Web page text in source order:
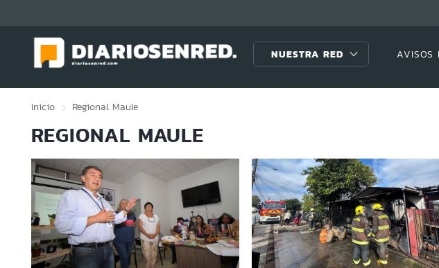
NUESTRA RED AVISOS
Inicio Regional Maule
REGIONAL MAULE